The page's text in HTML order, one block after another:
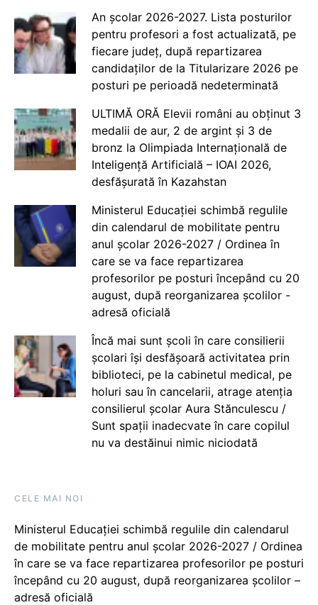
An școlar 2026-2027. Lista posturilor
pentru profesori a fost actualizată, pe
fiecare județ, după repartizarea
candidaților de la Titularizare 2026 pe
posturi pe perioadă nedeterminată
ULTIMĂ ORĂ Elevii români au obținut 3
medalii de aur, 2 de argint și 3 de
bronz la Olimpiada Internațională de
Inteligență Artificială – IOAI 2026,
desfășurată în Kazahstan
Ministerul Educației schimbă regulile
din calendarul de mobilitate pentru
anul școlar 2026-2027 / Ordinea în
care se va face repartizarea
profesorilor pe posturi începând cu 20
august, după reorganizarea școlilor -
adresă oficială
Încă mai sunt școli în care consilierii
școlari își desfășoară activitatea prin
biblioteci, pe la cabinetul medical, pe
holuri sau în cancelarii, atrage atenția
consilierul școlar Aura Stănculescu /
Sunt spații inadecvate în care copilul
nu va destăinui nimic niciodată
CELE MAI NOI
Ministerul Educației schimbă regulile din calendarul
de mobilitate pentru anul școlar 2026-2027 / Ordinea
în care se va face repartizarea profesorilor pe posturi
începând cu 20 august, după reorganizarea școlilor –
adresă oficială